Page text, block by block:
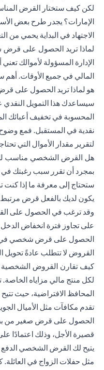
لكن كيف ستختار القرض
الإمارات؟ يجدر طرح بعض
الاجتهاد في البداية يحمي من
لماذا تريد الحصول على
الإدارة المسؤولة لأموالك
المالي في جميع الأوقات.
هو لماذا تريد الحصول على
سيساعدك هذا التمويل النقدي
المحسوبة في تخفيف أعبائك
نقدية في المستقبل. فمع
لتقرير مقدار الأموال التي
هل القرض الشخصي مناسب
بمجرد أن تقرر سبب رغبتك
ستحتاج إلى معرفة ما إذا كنت
يكون لديك بالفعل قرض مرتبط
وقد ترغب في الحصول على
على تجاوز فترة انخفاض
الحصول على قرض شخصي في
القروض لا تتطلب عادةً تحويل
كيف تقارن القروض الشخصية
لكل منتج مالي مزاياه الخاصة.
المحافظ الافتراضية، حيث
تقدم مكافآت مثل الأميال
الحصول على قرض صغير من
قصيرة الأجل، وذلك اعتمادًا
يتيح لك القرض الشخصي الدفع
مثل حفلات الزواج في العائلة.